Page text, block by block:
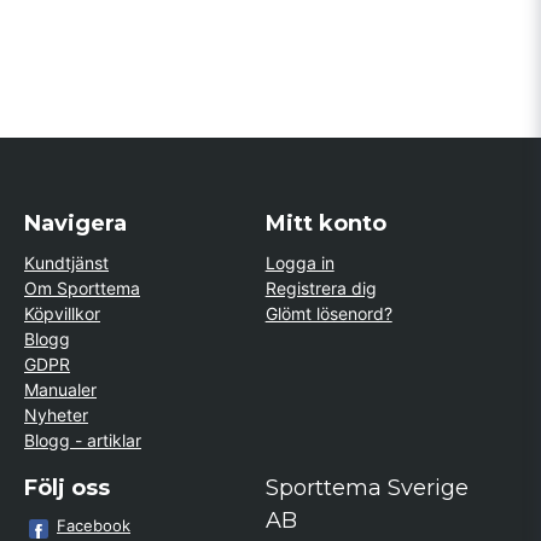
Navigera
Kundtjänst
Om Sporttema
Köpvillkor
Blogg
GDPR
Manualer
Nyheter
Blogg - artiklar
Mitt konto
Logga in
Registrera dig
Glömt lösenord?
Följ oss
Facebook
Sporttema Sverige
AB